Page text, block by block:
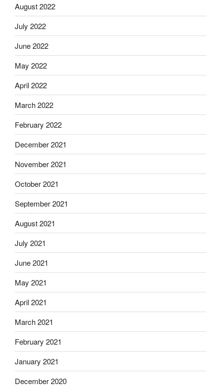
August 2022
July 2022
June 2022
May 2022
April 2022
March 2022
February 2022
December 2021
November 2021
October 2021
September 2021
August 2021
July 2021
June 2021
May 2021
April 2021
March 2021
February 2021
January 2021
December 2020